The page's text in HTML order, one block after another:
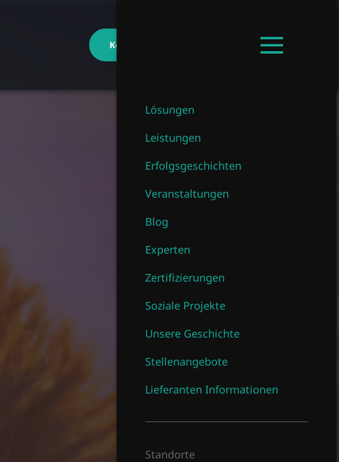
Kontakt aufnehmen
Hauptmenü
Lösungen
Leistungen
Erfolgsgeschichten
Veranstaltungen
Blog
Experten
Zertifizierungen
Soziale Projekte
Unsere Geschichte
Stellenangebote
Lieferanten Informationen
Standorte